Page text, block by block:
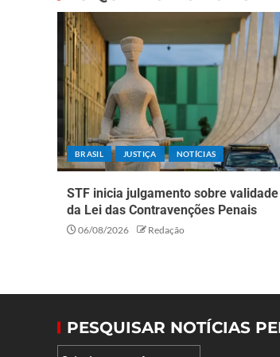
BRASIL JUSTIÇA NOTÍCIAS
STF inicia julgamento sobre validade
da Lei das Contravenções Penais
06/08/2026 Redação
PESQUISAR NOTÍCIAS